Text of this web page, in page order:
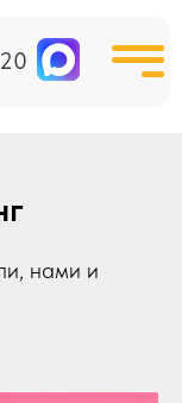
нами и